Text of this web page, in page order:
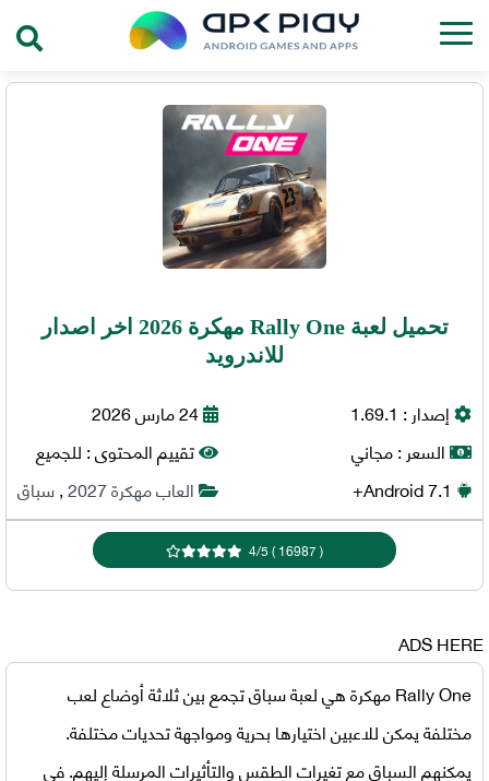
تحميل لعبة Rally One مهكرة 2026 اخر اصدار
للاندرويد
إصدار : 1.69.1
السعر :مجاني
Android7.1+
24 مارس 2026
تقييم المحتوى :للجميع
العاب مهكرة 2027
,سباق
(
16987
)
4/5
ADS HERE
Rally One مهكرة
هي لعبة سباق تجمع بين ثلاثة أوضاع لعب
مختلفة يمكن للاعبين اختيارها بحرية ومواجهة تحديات مختلفة.
يمكنهم السباق مع تغيرات الطقس والتأثيرات المرسلة إليهم. في